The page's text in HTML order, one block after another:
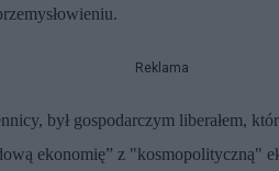
Reklama
był gospodarczym liberałem,
ekonomię” z "kosmopolityczną"